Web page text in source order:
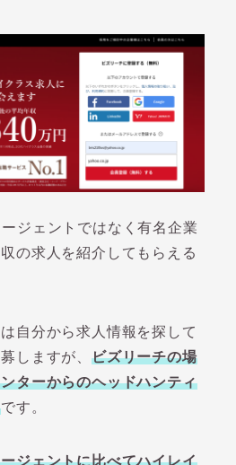
ジェントではなく有名企業
の求人を紹介してもらえる
自分から求人情報を探して
しますが、 ビズリーチの場
ターからのヘッドハンティ
です。
ジェントに比べてハイレイ